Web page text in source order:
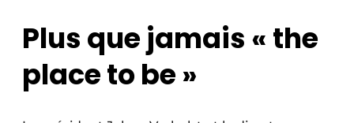
Plus que jamais « the
place to be »